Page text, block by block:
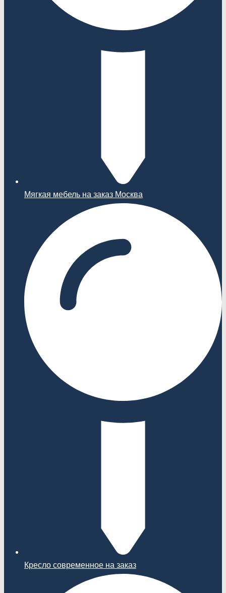
Мягкая мебель на заказ Москва
Кресло современное на заказ